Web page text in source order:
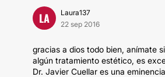
LA
Laura137
22 sep 2016
gracias a dios todo bien, anímate
algún tratamiento estético, es
Dr. Javier Cuellar es una